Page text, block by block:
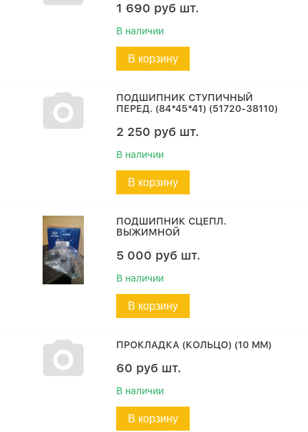
1 690 руб шт.
В наличии
В корзину
ПОДШИПНИК СТУПИЧНЫЙ
ПЕРЕД. (84*45*41) (51720-38110)
2 250 руб шт.
В наличии
В корзину
ПОДШИПНИК СЦЕПЛ.
ВЫЖИМНОЙ
5 000 руб шт.
В наличии
В корзину
ПРОКЛАДКА (КОЛЬЦО) (10 MM)
60 руб шт.
В наличии
В корзину